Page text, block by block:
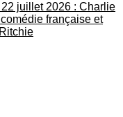
juillet 2026 : Charlie
française et